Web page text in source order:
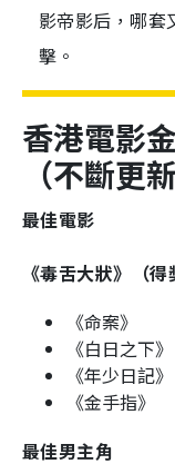
影帝影后，哪套
擊。
香港電影
（不斷更新
最佳電影
《毒舌大狀》（得
《命案》
《白日之下》
《年少日記》
《金手指》
最佳男主角